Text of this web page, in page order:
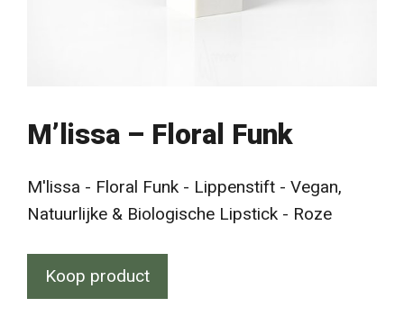
M’lissa – Floral Funk
M'lissa - Floral Funk - Lippenstift - Vegan,
Natuurlijke & Biologische Lipstick - Roze
Koop product